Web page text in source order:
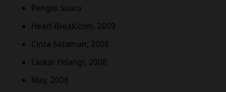
Pengisi Suara
Heart-Break.com, 2009
Cinta Setaman, 2008
Laskar Pelangi, 2008
May, 2008